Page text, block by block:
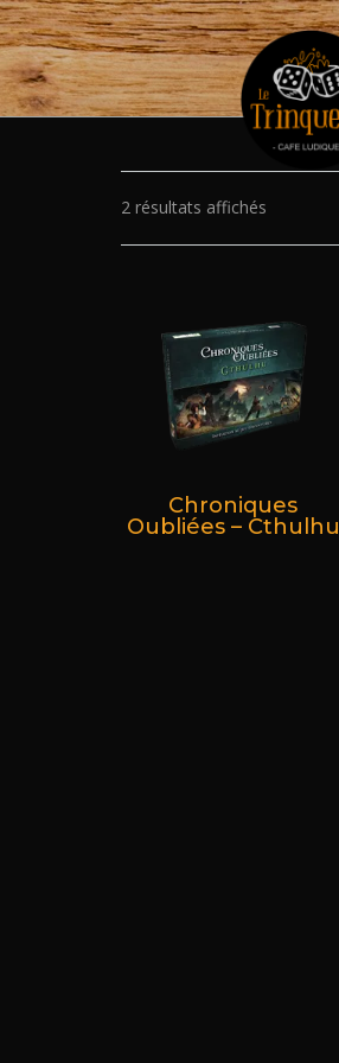
Skip
to
content
2 résultats affichés
Chroniques
Oubliées – Cthulhu